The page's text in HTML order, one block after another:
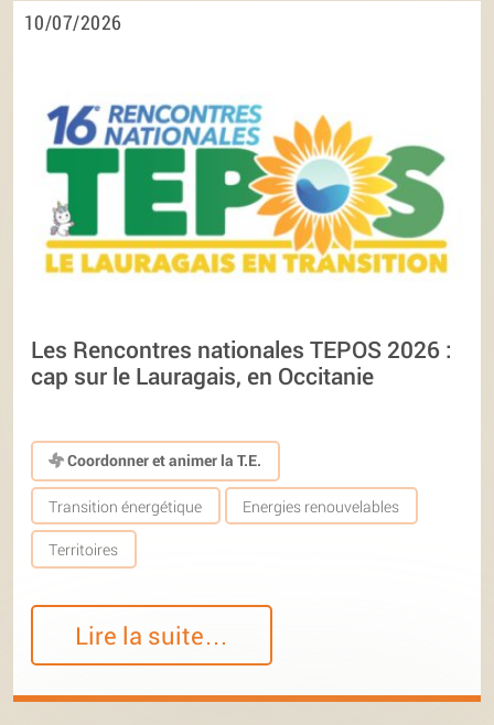
10/07/2026
Les Rencontres nationales TEPOS 2026 :
cap sur le Lauragais, en Occitanie
Coordonner et animer la T.E.
Transition énergétique Energies renouvelables
Territoires
Lire la suite…